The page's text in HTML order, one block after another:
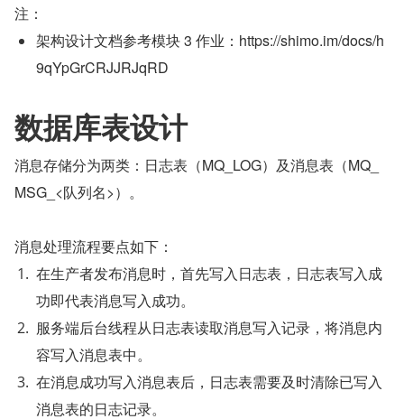
注：
架构设计文档参考模块 3 作业：https://shimo.im/docs/h
9qYpGrCRJJRJqRD
数据库表设计
消息存储分为两类：日志表（MQ_LOG）及消息表（MQ_
MSG_<队列名>）。
消息处理流程要点如下：
在生产者发布消息时，首先写入日志表，日志表写入成
功即代表消息写入成功。
服务端后台线程从日志表读取消息写入记录，将消息内
容写入消息表中。
在消息成功写入消息表后，日志表需要及时清除已写入
消息表的日志记录。